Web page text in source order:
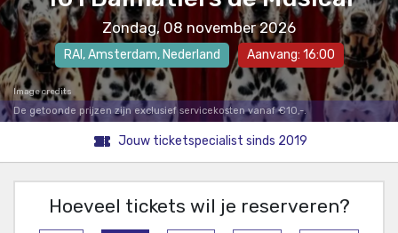
Zondag, 08 november 2026
RAI ,Amsterdam, Nederland Aanvang: 16:00
Image credits
De getoonde prijzen zijn exclusief servicekosten vanaf €10,-.
Jouw ticketspecialist sinds 2019
Hoeveel tickets wil je reserveren?